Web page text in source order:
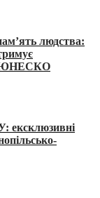
людства:
в ЮНЕСКО